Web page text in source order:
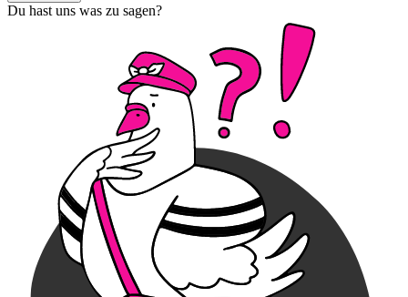
Du hast uns was zu sagen?